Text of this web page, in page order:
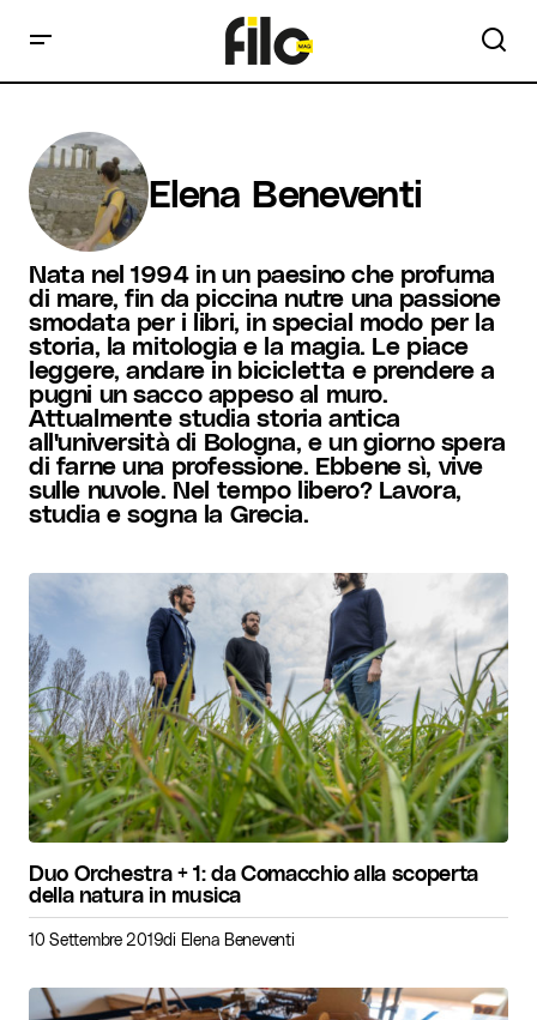
Elena Beneventi
Nata nel 1994 in un paesino che profuma
di mare, fin da piccina nutre una passione
smodata per i libri, in special modo per la
storia, la mitologia e la magia. Le piace
leggere, andare in bicicletta e prendere a
pugni un sacco appeso al muro.
Attualmente studia storia antica
all'università di Bologna, e un giorno spera
di farne una professione. Ebbene sì, vive
sulle nuvole. Nel tempo libero? Lavora,
studia e sogna la Grecia.
Duo Orchestra + 1: da Comacchio alla scoperta
della natura in musica
10 Settembre 2019di Elena Beneventi